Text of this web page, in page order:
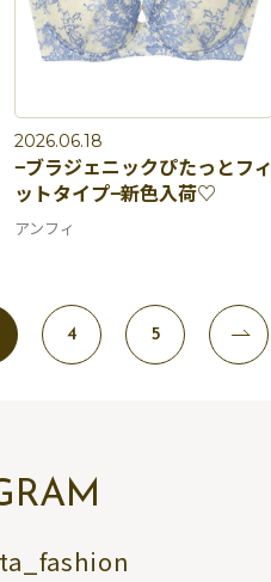
2026.06.18
−ブラジェニックぴたっとフィ
ットタイプ−新色入荷♡
アンフィ
4 5